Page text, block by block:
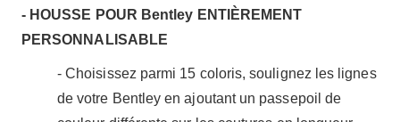
- HOUSSE POUR Bentley ENTIÈREMENT
PERSONNALISABLE
- Choisissez parmi 15 coloris, soulignez les lignes
de votre Bentley en ajoutant un passepoil de